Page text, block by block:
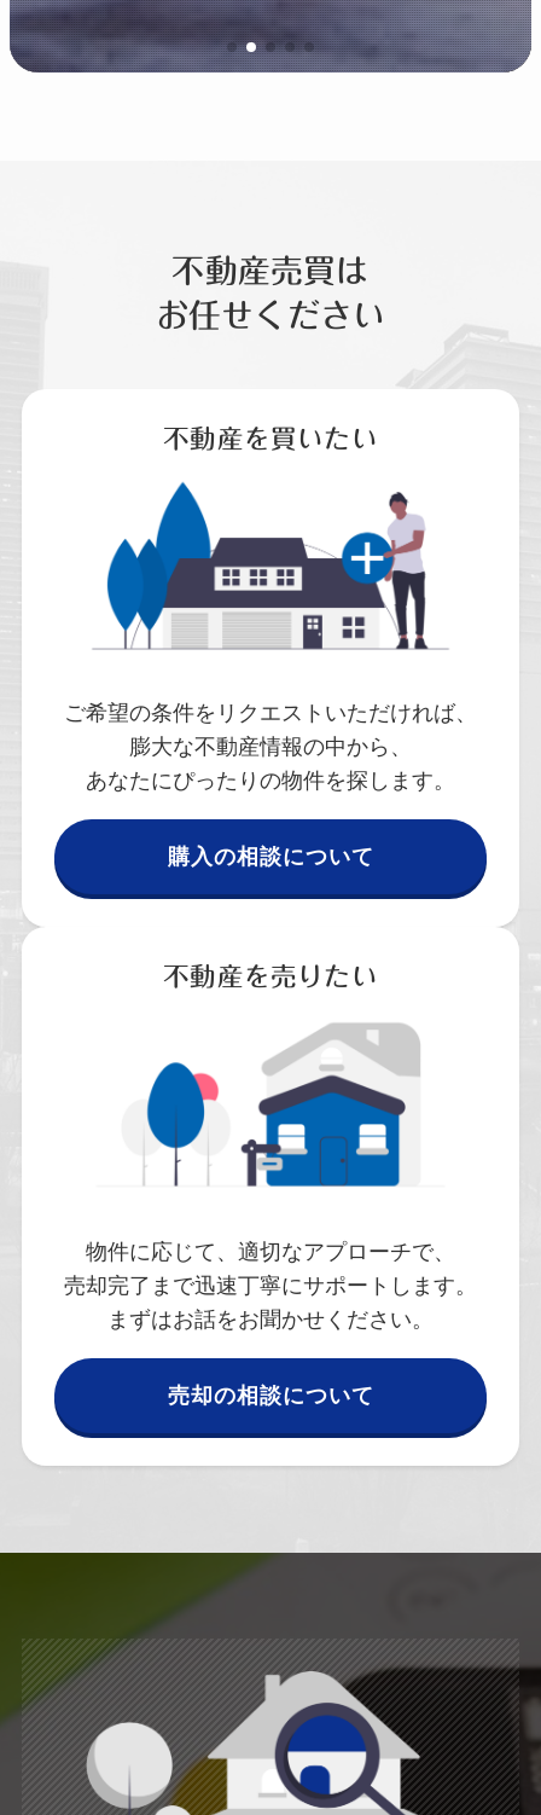
不動産売買は
お任せください
不動産を買いたい
ご希望の条件をリクエストいただければ、
膨大な不動産情報の中から、
あなたにぴったりの物件を探します。
購入の相談について
不動産を売りたい
物件に応じて、適切なアプローチで、
売却完了まで迅速丁寧にサポートします。
まずはお話をお聞かせください。
売却の相談について